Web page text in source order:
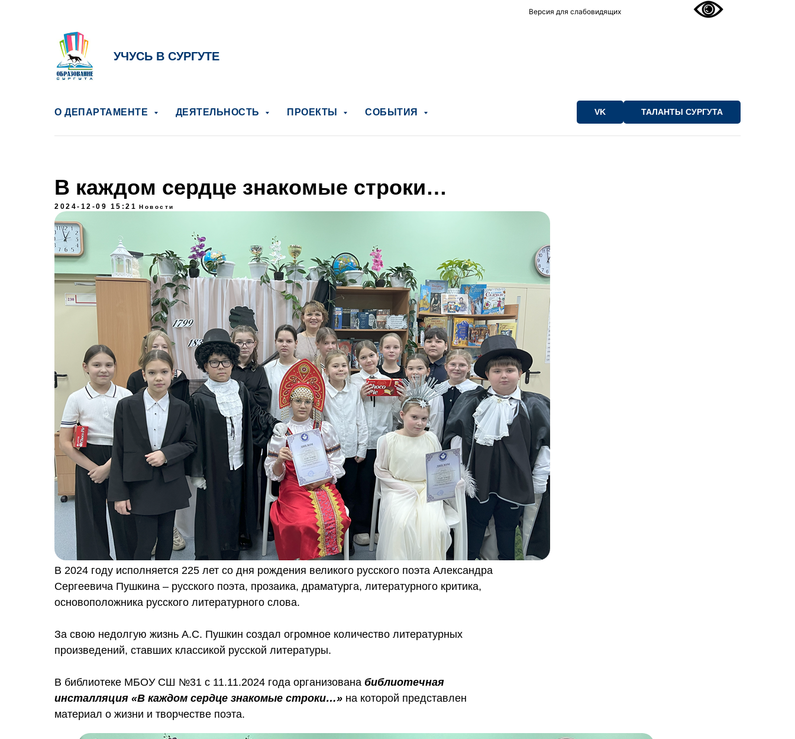
Версия для слабовидящих
УЧУСЬ В СУРГУТЕ
О ДЕПАРТАМЕНТЕ ДЕЯТЕЛЬНОСТЬ ПРОЕКТЫ СОБЫТИЯ VK ТАЛАНТЫ СУРГУТА
В каждом сердце знакомые строки…
2024-12-09 15:21 Новости
В 2024 году исполняется 225 лет со дня рождения великого русского поэта Александра
Сергеевича Пушкина – русского поэта, прозаика, драматурга, литературного критика,
основоположника русского литературного слова.
За свою недолгую жизнь А.С. Пушкин создал огромное количество литературных
произведений, ставших классикой русской литературы.
В библиотеке МБОУ СШ №31 с 11.11.2024 года организована библиотечная
инсталляция «В каждом сердце знакомые строки…» на которой представлен
материал о жизни и творчестве поэта.